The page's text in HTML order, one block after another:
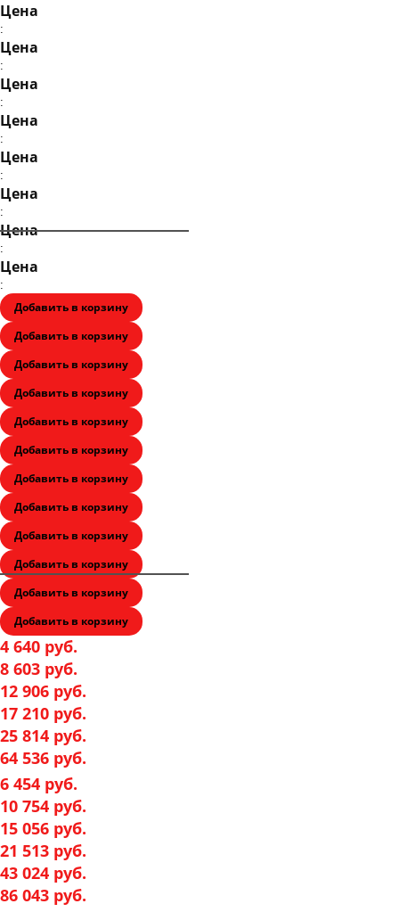
Цена
:
Цена
:
Цена
:
Цена
:
Цена
:
Цена
:
Цена
:
Цена
:
Добавить в корзину
Добавить в корзину
Добавить в корзину
Добавить в корзину
Добавить в корзину
Добавить в корзину
Добавить в корзину
Добавить в корзину
Добавить в корзину
Добавить в корзину
Добавить в корзину
Добавить в корзину
4 640 руб.
8 603 руб.
12 906 руб.
17 210 руб.
25 814 руб.
64 536 руб.
6 454 руб.
10 754 руб.
15 056 руб.
21 513 руб.
43 024 руб.
86 043 руб.